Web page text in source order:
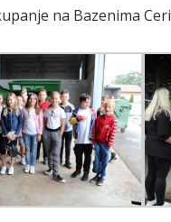
na Bazenima